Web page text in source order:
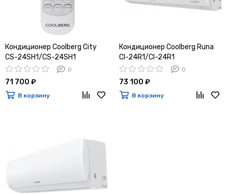
Кондиционер Coolberg City
CS-24SH1/CS-24SH1
0
71 700 ₽
В корзину
Кондиционер Coolberg Runa
CI-24R1/CI-24R1
0
73 100 ₽
В корзину